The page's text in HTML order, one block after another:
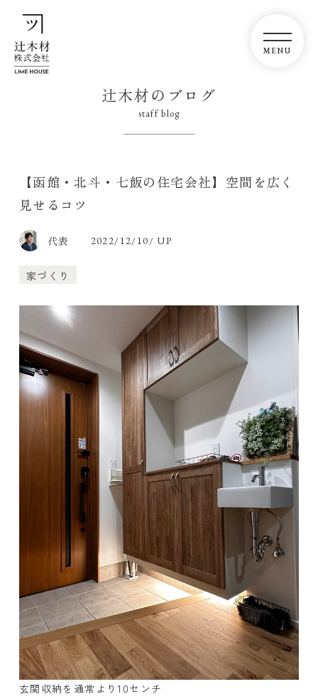
辻木材のブログ
staff blog
【函館・北斗・七飯の住宅会社】空間を広く
見せるコツ
代表 2022/12/10/ UP
家づくり
玄関収納を通常より10センチ